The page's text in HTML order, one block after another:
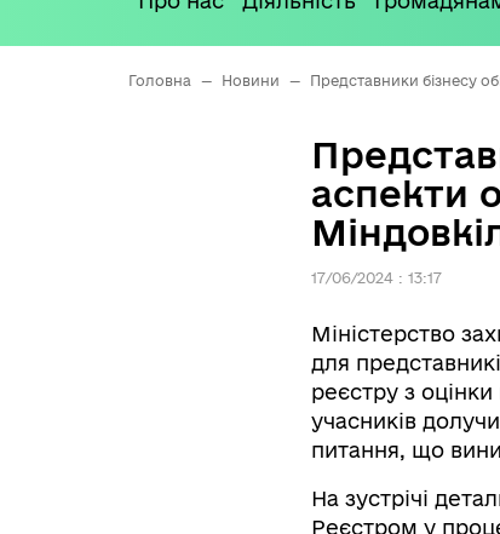
Головна — Новини — Представники бізнесу
аспекти
17/06/2024 : 13:17
Міністерство
для
реєстру з
учасників
питання, що
На зустрічі
Реєстром у